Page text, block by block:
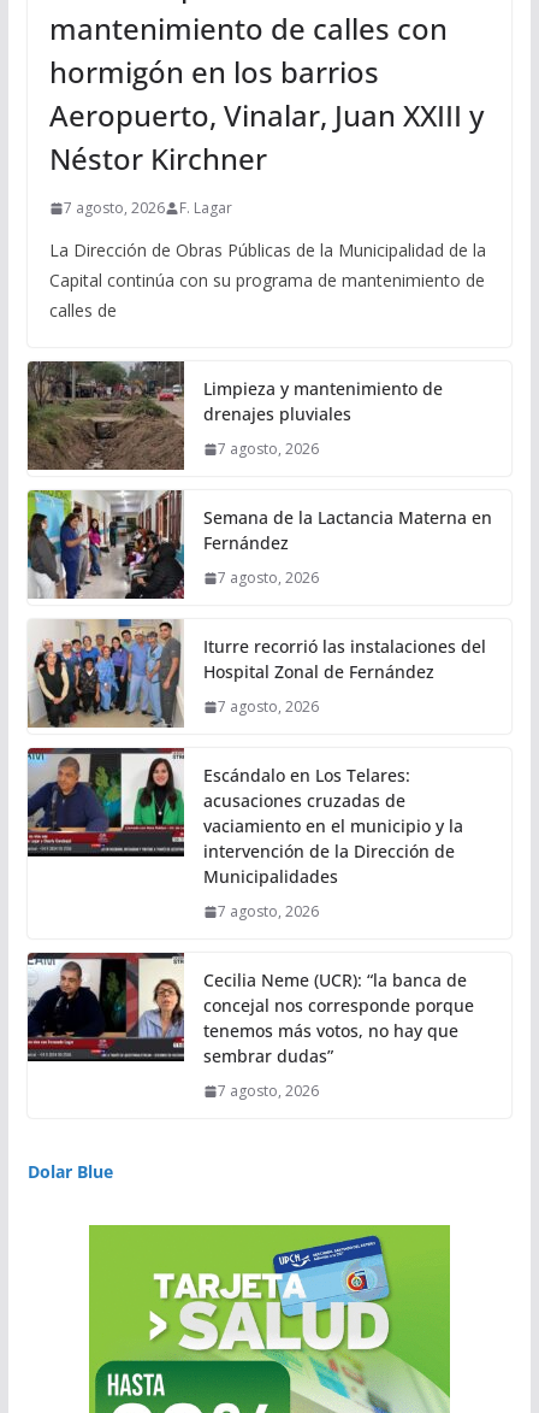
mantenimiento de calles con
hormigón en los barrios
Aeropuerto, Vinalar, Juan XXIII y
Néstor Kirchner
7 agosto, 2026 F. Lagar
La Dirección de Obras Públicas de la Municipalidad de la
Capital continúa con su programa de mantenimiento de
calles de
Limpieza y mantenimiento de
drenajes pluviales
7 agosto, 2026
Semana de la Lactancia Materna en
Fernández
7 agosto, 2026
Iturre recorrió las instalaciones del
Hospital Zonal de Fernández
7 agosto, 2026
Escándalo en Los Telares:
acusaciones cruzadas de
vaciamiento en el municipio y la
intervención de la Dirección de
Municipalidades
7 agosto, 2026
Cecilia Neme (UCR): “la banca de
concejal nos corresponde porque
tenemos más votos, no hay que
sembrar dudas”
7 agosto, 2026
Dolar Blue